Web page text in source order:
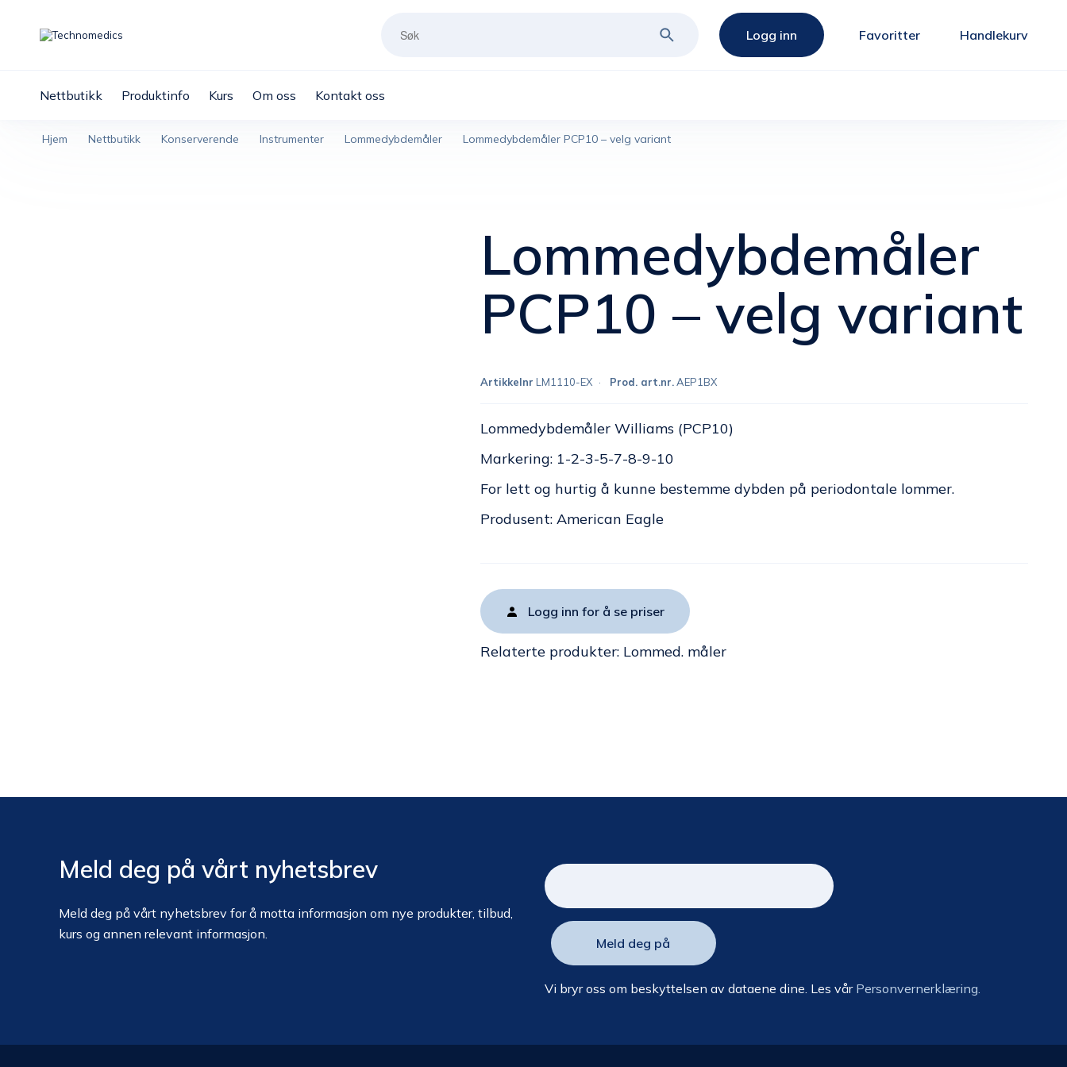
Logg inn Favoritter Handlekurv
Nettbutikk Produktinfo Kurs Om oss Kontakt oss
Hjem Nettbutikk Konserverende Instrumenter Lommedybdemåler Lommedybdemåler PCP10 – velg variant
Lommedybdemåler
PCP10 – velg variant
Artikkelnr LM1110-EX Prod. art.nr.AEP1BX
Lommedybdemåler Williams (PCP10)
Markering: 1-2-3-5-7-8-9-10
For lett og hurtig å kunne bestemme dybden på periodontale lommer.
Produsent: American Eagle
Logg inn for å se priser
Relaterte produkter: Lommed. måler
Meld deg på vårt nyhetsbrev
Meld deg på vårt nyhetsbrev for å motta informasjon om nye produkter, tilbud,
kurs og annen relevant informasjon.
Vi bryr oss om beskyttelsen av dataene dine. Les vår Personvernerklæring.